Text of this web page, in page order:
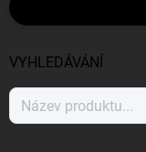
VYHLEDÁVÁNÍ